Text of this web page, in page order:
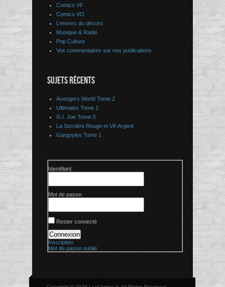
Comics VF
Comics VO
L’envers du décors
Musique & Radio
Pop Culture
Vos commentaires sur nos publications
SUJETS RÉCENTS
Avengers World Tome 2
Ultimates Tome 1
G.I. Joe Tome 3
La Sorcière Rouge et Vif-Argent
Gargoyles Tome 1
Identifiant:
Mot de passe:
Rester connecté
Connexion
Inscription
Mot de passe oublié